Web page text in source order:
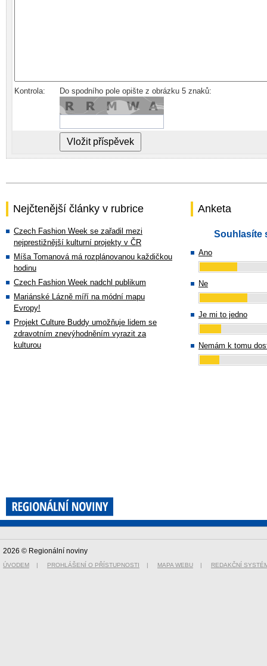
Kontrola: Do spodního pole opište z obrázku 5 znaků:
Nejčtenější články v rubrice
Czech Fashion Week se zařadil mezi
nejprestižnější kulturní projekty v ČR
Míša Tomanová má rozplánovanou každičkou
hodinu
Czech Fashion Week nadchl publikum
Mariánské Lázně míří na módní mapu
Evropy!
Projekt Culture Buddy umožňuje lidem se
zdravotním znevýhodněním vyrazit za
kulturou
Anketa
Souhlasíte
Ano
Ne
Je mi to jedno
Nemám k tomu
2026 © Regionální noviny
ÚVODEM | PROHLÁŠENÍ O PŘÍSTUPNOSTI | MAPA WEBU | REDAKČNÍ